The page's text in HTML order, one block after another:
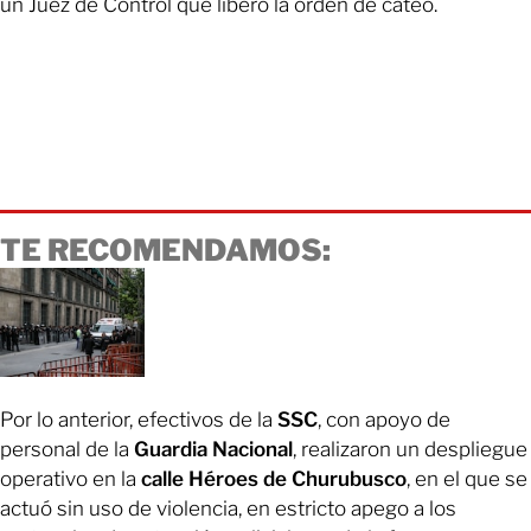
un Juez de Control que liberó la orden de cateo.
TE RECOMENDAMOS:
Por lo anterior, efectivos de la SSC, con apoyo de
personal de la Guardia Nacional, realizaron un despliegue
operativo en la calle Héroes de Churubusco, en el que se
actuó sin uso de violencia, en estricto apego a los